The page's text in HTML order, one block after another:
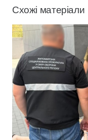
Схожі матеріали